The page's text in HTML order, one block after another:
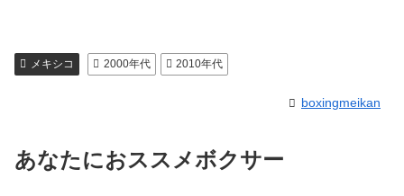
メキシコ 2000年代 2010年代
boxingmeikan
あなたにおススメボクサー